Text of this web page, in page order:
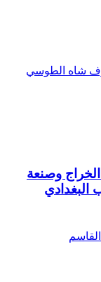
شاه الطوسي
وصنعة
البغدادي